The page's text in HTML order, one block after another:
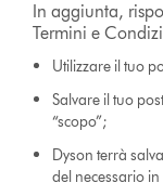
In aggiunta,
Termini e
Utilizzare il tuo
Salvare il tuo
“scopo”;
Dyson terrà
del necessario